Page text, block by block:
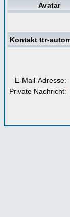
Avatar
Kontakt ttr-
E-Mail-Adresse:
Private Nachricht: